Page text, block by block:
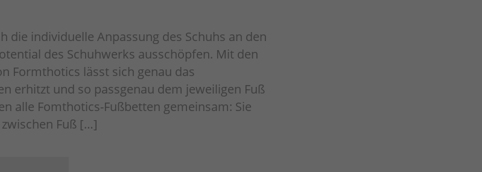
die individuelle Anpassung des Schuhs an den
des Schuhwerks ausschöpfen. Mit den
Formthotics lässt sich genau das
erhitzt und so passgenau dem jeweiligen Fuß
alle Fomthotics-Fußbetten gemeinsam: Sie
Fuß […]